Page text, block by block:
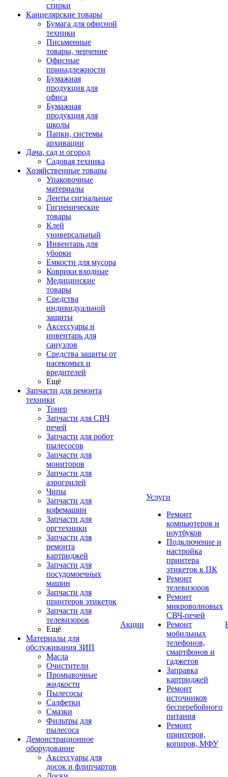
стирки
Канцелярские товары
Бумага для офисной
техники
Письменные
товары, черчение
Офисные
принадлежности
Бумажная
продукция для
офиса
Бумажная
продукция для
школы
Папки, системы
архивации
Дача, сад и огород
Садовая техника
Хозяйственные товары
Упаковочные
материалы
Ленты сигнальные
Гигиенические
товары
Клей
универсальный
Инвентарь для
уборки
Емкости для мусора
Коврики входные
Медицинские
товары
Средства
индивидуальной
защиты
Аксессуары и
инвентарь для
санузлов
Средства защиты от
насекомых и
вредителей
Ещё
Запчасти для ремонта
техники
Тонер
Запчасти для СВЧ
печей
Запчасти для робот
пылесосов
Запчасти для
мониторов
Запчасти для
аэрогрилей
Чипы
Запчасти для
кофемашин
Запчасти для
оргтехники
Запчасти для
ремонта
картриджей
Запчасти для
посудомоечных
машин
Запчасти для
принтеров этикеток
Запчасти для
телевизоров
Ещё
Материалы для
обслуживания ЗИП
Масла
Очистители
Промывочные
жидкости
Пылесосы
Салфетки
Смазки
Фильтры для
пылесоса
Демонстрационное
оборудование
Аксессуары для
досок и флипчартов
Акции
Услуги
Ремонт
компьютеров и
ноутбуков
Подключение и
настройка
принтера
этикеток к ПК
Ремонт
телевизоров
Ремонт
микроволновых
СВЧ-печей
Ремонт
мобильных
телефонов,
смартфонов и
гаджетов
Заправка
картриджей
Ремонт
источников
бесперебойного
питания
Ремонт
принтеров,
копиров, МФУ